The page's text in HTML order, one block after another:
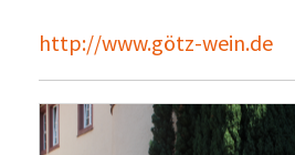
http://www.götz-wein.de